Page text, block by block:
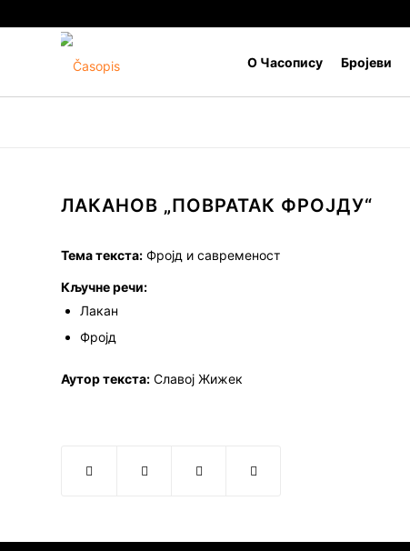
О Часопису Бројеви
ЛАКАНОВ „ПОВРАТАК ФРОЈДУ“
Тема текста: Фројд и савременост
Кључне речи:
Лакан
Фројд
Аутор текста: Славој Жижек